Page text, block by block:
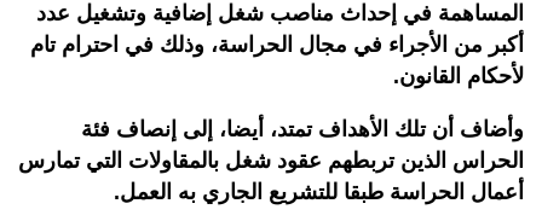
المساهمة في إحداث مناصب شغل إضافية وتشغيل عدد
أكبر من الأجراء في مجال الحراسة، وذلك في احترام تام
لأحكام القانون.
وأضاف أن تلك الأهداف تمتد، أيضا، إلى إنصاف فئة
الحراس الذين تربطهم عقود شغل بالمقاولات التي تمارس
أعمال الحراسة طبقا للتشريع الجاري به العمل.